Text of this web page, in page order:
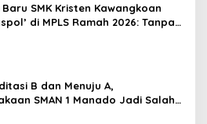
Baru SMK Kristen Kawangkoan
di MPLS Ramah 2026: Tanpa
B dan Menuju A,
SMAN 1 Manado Jadi Salah